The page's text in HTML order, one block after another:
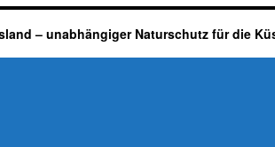
– unabhängiger Naturschutz für die